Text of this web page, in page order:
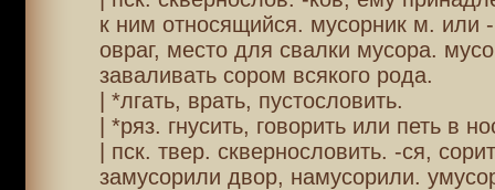
к ним относящийся. мусорник м. или
овраг, место для свалки мусора.
заваливать сором всякого рода.
| *лгать, врать, пустословить.
| *ряз. гнусить, говорить или петь в
| пск. твер. сквернословить. -ся,
замусорили двор, намусорили.